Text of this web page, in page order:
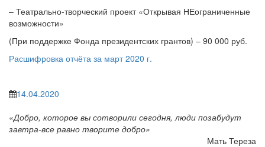
– Театрально-творческий проект «Открывая НЕограниченные
возможности»
(При поддержке Фонда президентских грантов) – 90 000 руб.
Расшифровка отчёта за март 2020 г.
14.04.2020
«Добро, которое вы сотворили сегодня, люди позабудут
завтра-все равно творите добро»
Мать Тереза